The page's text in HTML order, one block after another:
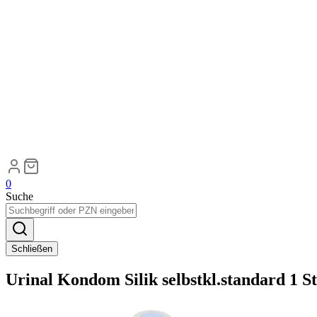
0
Suche
Schließen
Urinal Kondom Silik selbstkl.standard 1